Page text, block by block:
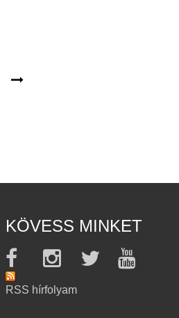
KÖVESS MINKET
RSS hírfolyam